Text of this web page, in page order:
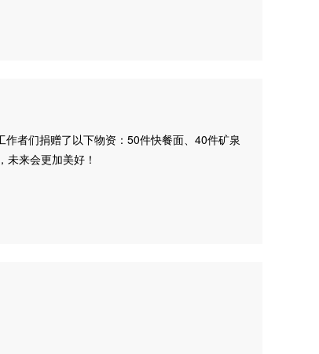
者们捐赠了以下物资：50件快餐面、40件矿泉
来会更加美好！